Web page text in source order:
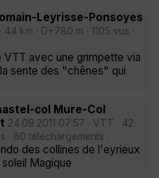
Leyrisse-Ponsoyes
44 km · D+780 m · 1105 vus ·
VTT avec une grimpette via
sente des "chênes" qui
col Mure-Col
24.09.2011 07:57 · VTT · 42
· 60 téléchargements ·
des collines de l'eyrieux
Magique